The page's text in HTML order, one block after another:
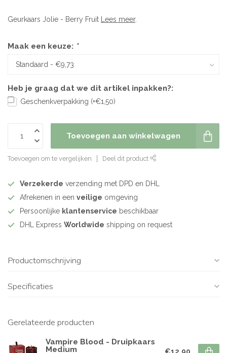
Geurkaars Jolie - Berry Fruit Lees meer.
Maak een keuze: *
Heb je graag dat we dit artikel inpakken?:
Geschenkverpakking (+€1,50)
Toevoegen aan winkelwagen
Toevoegen om te vergelijken Deel dit product
Verzekerde verzending met DPD en DHL
Afrekenen in een veilige omgeving
Persoonlijke klantenservice beschikbaar
DHL Express Worldwide shipping on request
Productomschrijving
Specificaties
Gerelateerde producten
Vampire Blood - Druipkaars
Medium